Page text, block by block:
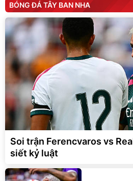
BÓNG ĐÁ TÂY BAN NHA
Soi trận Ferencvaros vs
siết kỷ luật